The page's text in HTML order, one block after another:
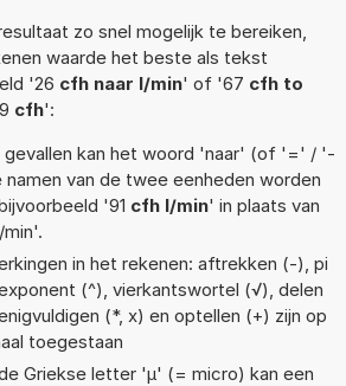
zo snel mogelijk te bereiken,
waarde het beste als tekst
'26 cfh naar l/min' of '67 cfh to
cfh':
gevallen kan het woord 'naar' (of '=' / '-
van de twee eenheden worden
'91 cfh l/min' in plaats van
in het rekenen: aftrekken (-), pi
(^), vierkantswortel (√), delen
(*, x) en optellen (+) zijn op
toegestaan
Griekse letter 'µ' (= micro) kan een